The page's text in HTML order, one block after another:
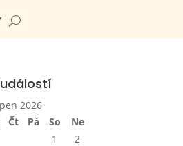
2026
Čt Pá So
Ne
1
2